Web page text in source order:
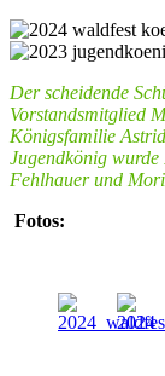
Der scheidende
Vorstandsmitglied
Königsfamilie
Jugendkönig
Fehlhauer und
Fotos: